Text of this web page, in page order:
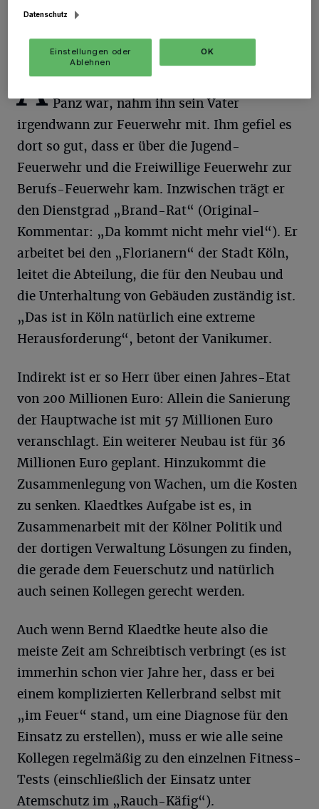
A ls Bernd Klaedtke (50) noch ein kleiner
Panz war, nahm ihn sein Vater
irgendwann zur Feuerwehr mit. Ihm gefiel es
dort so gut, dass er über die Jugend-
Feuerwehr und die Freiwillige Feuerwehr zur
Berufs-Feuerwehr kam. Inzwischen trägt er
den Dienstgrad „Brand-Rat“ (Original-
Kommentar: „Da kommt nicht mehr viel“). Er
arbeitet bei den „Florianern“ der Stadt Köln,
leitet die Abteilung, die für den Neubau und
die Unterhaltung von Gebäuden zuständig ist.
„Das ist in Köln natürlich eine extreme
Herausforderung“, betont der Vanikumer.
Indirekt ist er so Herr über einen Jahres-Etat
von 200 Millionen Euro: Allein die Sanierung
der Hauptwache ist mit 57 Millionen Euro
veranschlagt. Ein weiterer Neubau ist für 36
Millionen Euro geplant. Hinzukommt die
Zusammenlegung von Wachen, um die Kosten
zu senken. Klaedtkes Aufgabe ist es, in
Zusammenarbeit mit der Kölner Politik und
der dortigen Verwaltung Lösungen zu finden,
die gerade dem Feuerschutz und natürlich
auch seinen Kollegen gerecht werden.
Auch wenn Bernd Klaedtke heute also die
meiste Zeit am Schreibtisch verbringt (es ist
immerhin schon vier Jahre her, dass er bei
einem komplizierten Kellerbrand selbst mit
„im Feuer“ stand, um eine Diagnose für den
Einsatz zu erstellen), muss er wie alle seine
Kollegen regelmäßig zu den einzelnen Fitness-
Tests (einschließlich der Einsatz unter
Atemschutz im „Rauch-Käfig“).
Datenschutz
Einstellungen oder
Ablehnen
OK